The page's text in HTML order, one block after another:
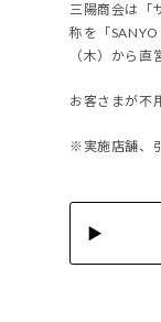
三陽商会は「
称を「
（木）から
お客さまが不
※実施店舗、